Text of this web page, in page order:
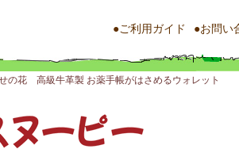
●ご利用ガイド ●お問い
の花 高級牛革製 お薬手帳がはさめるウォレット